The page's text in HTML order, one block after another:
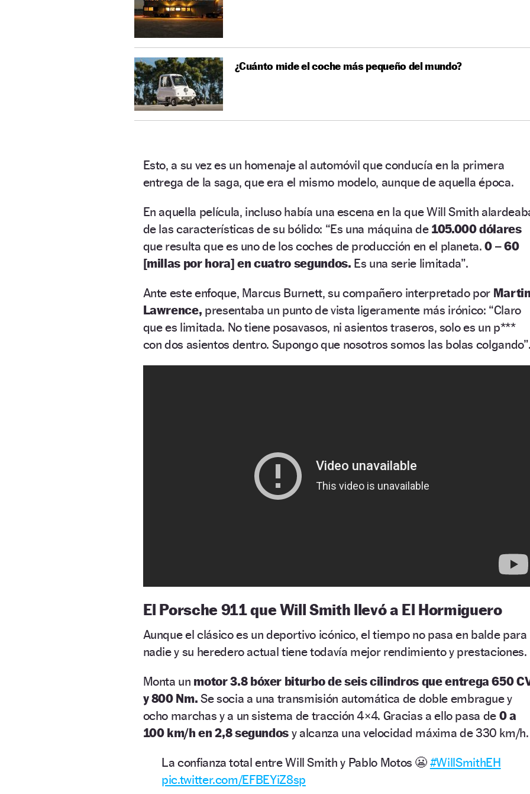
¿Cuánto mide el coche más pequeño del mundo?
Esto, a su vez es un homenaje al automóvil que conducía en la primera
entrega de la saga, que era el mismo modelo, aunque de aquella época.
En aquella película, incluso había una escena en la que Will Smith
de las características de su bólido: “Es una máquina de 105.000 dólares
que resulta que es uno de los coches de producción en el planeta.0 – 60
[millas por hora] en cuatro segundos. Es una serie limitada”.
Ante este enfoque, Marcus Burnett, su compañero interpretado por
Lawrence, presentaba un punto de vista ligeramente más irónico: “Claro
que es limitada. No tiene posavasos, ni asientos traseros, solo es un p***
con dos asientos dentro. Supongo que nosotros somos las bolas
El Porsche 911 que Will Smith llevó a El Hormiguero
Aunque el clásico es un deportivo icónico, el tiempo no pasa en balde para
nadie y su heredero actual tiene todavía mejor rendimiento y prestaciones.
Monta un motor 3.8 bóxer biturbo de seis cilindros que entrega 650
y 800 Nm. Se socia a una transmisión automática de doble embrague y
ocho marchas y a un sistema de tracción 4×4. Gracias a ello pasa de 0 a
100 km/h en 2,8 segundos y alcanza una velocidad máxima de 330 km/h.
La confianza total entre Will Smith y Pablo Motos 😬 #WillSmithEH
pic.twitter.com/EFBEYiZ8sp